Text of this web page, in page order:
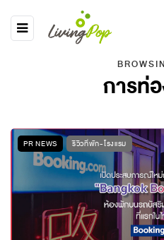
การท่
PR NEWS รีวิวที่พัก-โรงแรม